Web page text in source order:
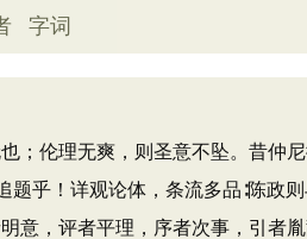
字词
伦理无爽，则圣意不坠。昔仲
题乎！详观论体，条流多品∶陈
意，评者平理，序者次事，引者